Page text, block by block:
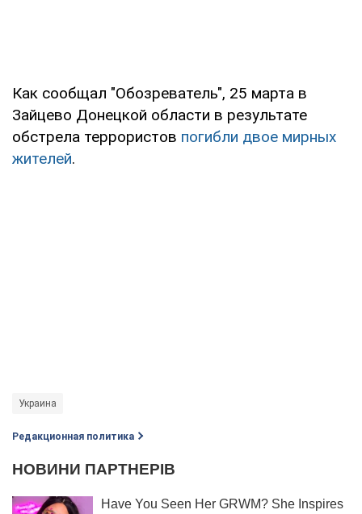
Как сообщал "Обозреватель", 25 марта в
Зайцево Донецкой области в результате
обстрела террористов погибли двое мирных
жителей.
Украина
Редакционная политика